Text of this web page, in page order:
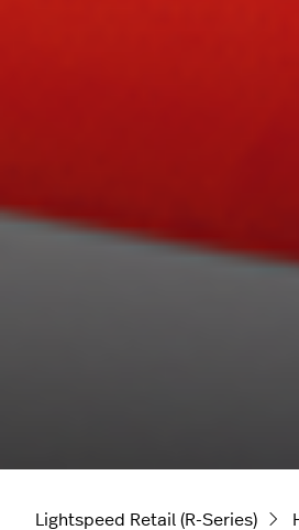
Lightspeed Retail (R-Series)